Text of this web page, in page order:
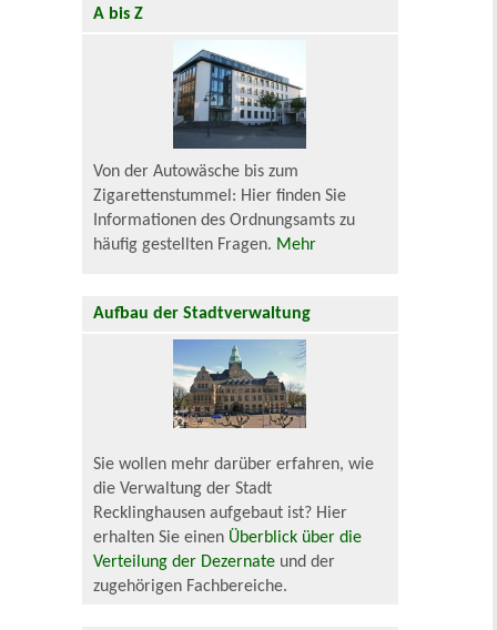
A bis Z
Von der Autowäsche bis zum
Zigarettenstummel: Hier finden Sie
Informationen des Ordnungsamts zu
häufig gestellten Fragen. Mehr
Aufbau der Stadtverwaltung
Sie wollen mehr darüber erfahren, wie
die Verwaltung der Stadt
Recklinghausen aufgebaut ist? Hier
erhalten Sie einen Überblick über die
Verteilung der Dezernate und der
zugehörigen Fachbereiche.